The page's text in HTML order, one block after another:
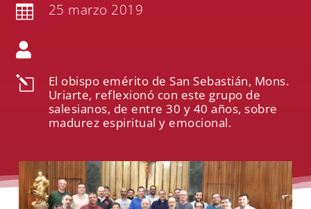
 25 marzo 2019

l
El obispo emérito de San Sebastián, Mons.
Uriarte, reflexionó con este grupo de
salesianos, de entre 30 y 40 años, sobre
madurez espiritual y emocional.